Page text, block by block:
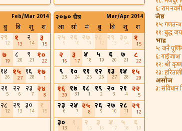
Feb/Mar 2014
बु बि शु श
२९
12
१
13
२
14
३
15
७
19
८
20
९
21
१०
22
१४
26
१५
27
१६
28
१७
1
२१
5
२२
6
२३
7
२४
8
२८
12
२९
13
३०
14
१
15
२०७० चैत्र Mar/Apr 2014
आ सो मं बु बि शु श
२५
9
२६
10
२७
11
२९
13
३०
14
१
15
२
16
३
17
४
18
५
19
६
20
७
21
८
22
९
23
१०
24
११
25
१२
26
१३
27
१४
28
१५
29
१६
30
१७
31
१८
1
१९
2
२०
3
२१
4
२२
5
२३
6
२४
7
२५
8
२६
9
२७
10
२८
11
२९
12
३०
13
२
15
३
16
४
17
५
18
६
19
६: राम नवमी
जेष्ठ
१५:
११: बुद्ध
भाद्र
५: जनै
६: गाईजात्रा
१२: श्री
२३:
असोज
३: संविधान